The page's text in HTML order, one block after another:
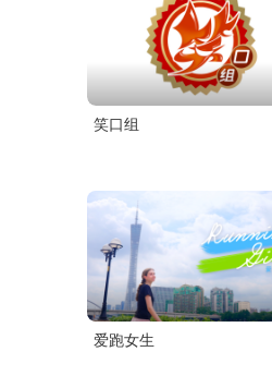
笑口组
爱跑女生